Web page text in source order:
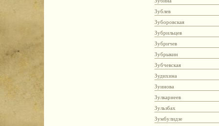
Зублев
Зуборовская
Зубрильцев
Зубричев
Зубрыкин
Зубчевская
Зудихина
Зуинова
Зулкарнеев
Зульзбах
Зумбулидзе